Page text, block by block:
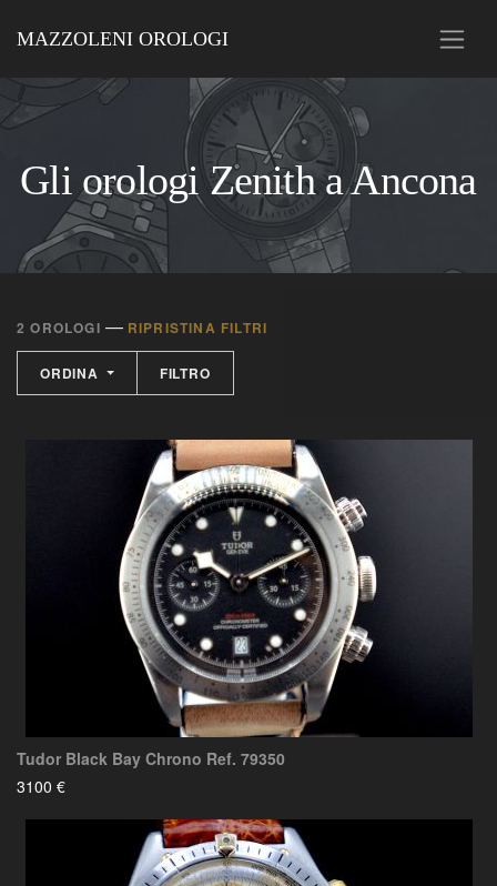
MAZZOLENI OROLOGI
Gli orologi Zenith a Ancona
2 OROLOGI — RIPRISTINA FILTRI
ORDINA FILTRO
Tudor Black Bay Chrono Ref. 79350
3100 €